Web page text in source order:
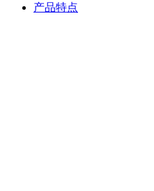
产品特点